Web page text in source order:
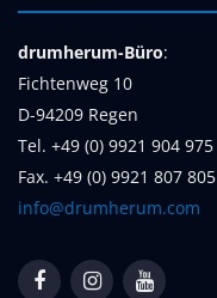
drumherum-Büro:
Fichtenweg 10
D-94209 Regen
Tel. +49 (0) 9921 904 975
Fax. +49 (0) 9921 807 805
info@drumherum.com